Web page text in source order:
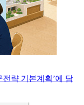
전략 기본계획’에 담